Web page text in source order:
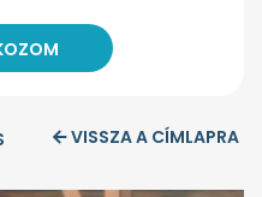
VISSZA A CÍMLAPRA